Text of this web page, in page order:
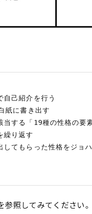
己紹介を行う
紙に書き出す
する「19種の性格の要
繰り返す
てもらった性格をジョ
照してみてください。